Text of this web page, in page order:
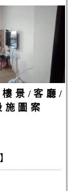
景/客廳/
圖案
】